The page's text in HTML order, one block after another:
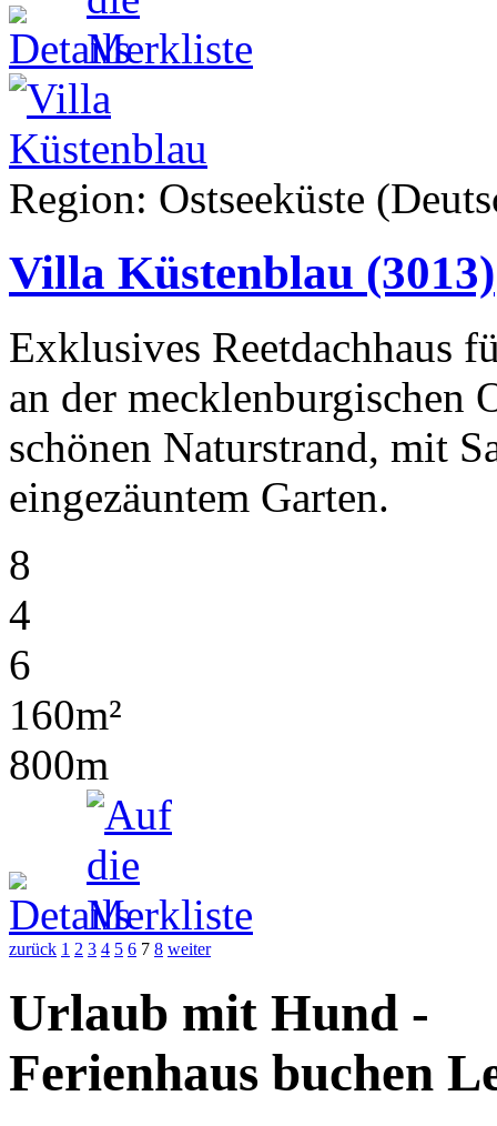
Region: Ostseeküste
Villa Küstenblau (3013)
Exklusives Reetdachhaus
an der mecklenburgischen
schönen Naturstrand, mit
eingezäuntem Garten.
8
4
6
160m²
800m
zurück 1 2 3 4 5 6 7 8 weiter
Urlaub mit Hund -
Ferienhaus buchen